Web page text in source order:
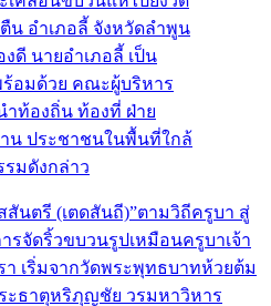
สันตรี (เตดสันถี)”ตามวิถีครูบา สู่
จัดริ้วขบวนรูปเหมือนครูบาเจ้า
า เริ่มจากวัดพระพุทธบาทห้วยต้ม
ะธาตุหริภุญชัย วรมหาวิหาร